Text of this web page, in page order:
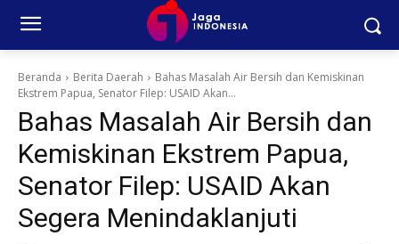
Beranda Berita Daerah
Bahas Masalah Air Bersih dan Kemiskinan
Ekstrem Papua, Senator Filep: USAID Akan...
Bahas Masalah Air Bersih dan
Kemiskinan Ekstrem Papua,
Senator Filep: USAID Akan
Segera Menindaklanjuti